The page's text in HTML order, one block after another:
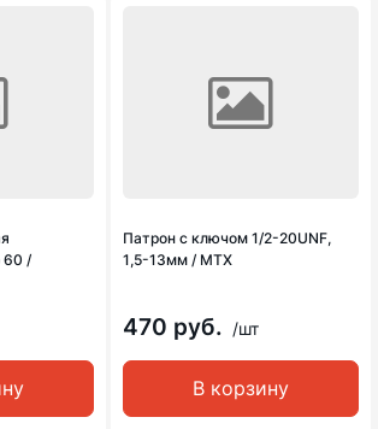
60 /
Патрон с ключом 1/2-20UNF,
1,5-13мм / MTX
470 руб. /шт
В корзину